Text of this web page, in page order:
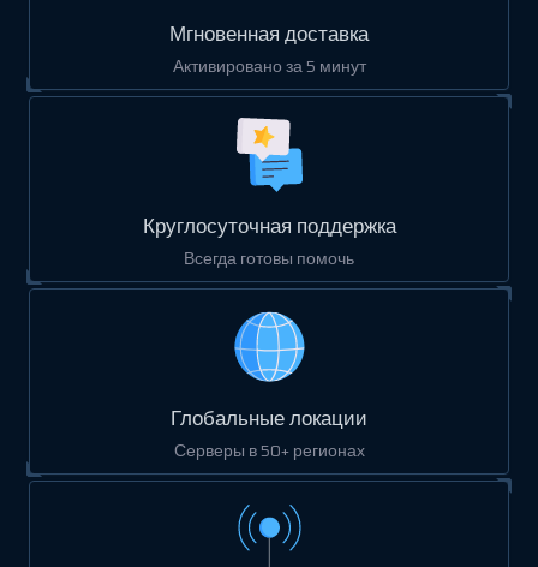
Мгновенная доставка
Активировано за 5 минут
Круглосуточная поддержка
Всегда готовы помочь
Глобальные локации
Серверы в 50+ регионах